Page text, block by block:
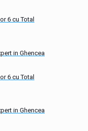
6 cu Total
in Ghencea
6 cu Total
in Ghencea